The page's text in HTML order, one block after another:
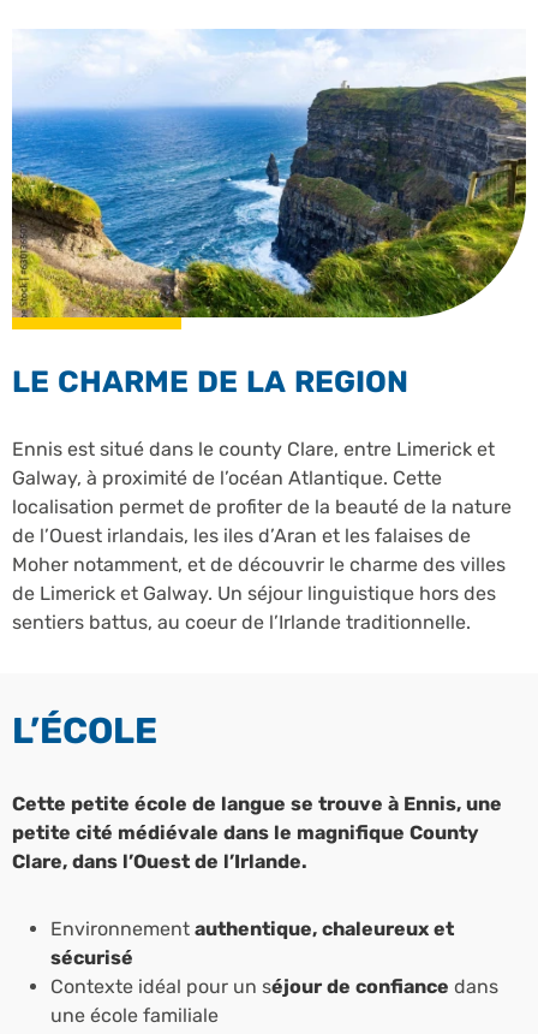
LE CHARME DE LA REGION
Ennis est situé dans le county Clare, entre Limerick et
Galway, à proximité de l’océan Atlantique. Cette
localisation permet de profiter de la beauté de la nature
de l’Ouest irlandais, les iles d’Aran et les falaises de
Moher notamment, et de découvrir le charme des villes
de Limerick et Galway. Un séjour linguistique hors des
sentiers battus, au coeur de l’Irlande traditionnelle.
L’ÉCOLE
Cette petite école de langue se trouve à Ennis, une
petite cité médiévale dans le magnifique County
Clare, dans l’Ouest de l’Irlande.
Environnement authentique, chaleureux et
sécurisé
Contexte idéal pour un séjour de confiance dans
une école familiale